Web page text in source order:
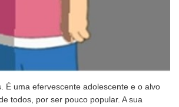
É uma efervescente adolescente e o alvo
todos, por ser pouco popular. A sua